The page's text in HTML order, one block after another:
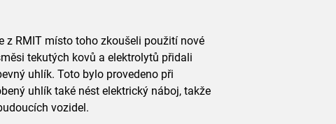
z RMIT místo toho zkoušeli použití nové
tekutých kovů a elektrolytů přidali
uhlík. Toto bylo provedeno při
uhlík také nést elektrický náboj, takže
vozidel.